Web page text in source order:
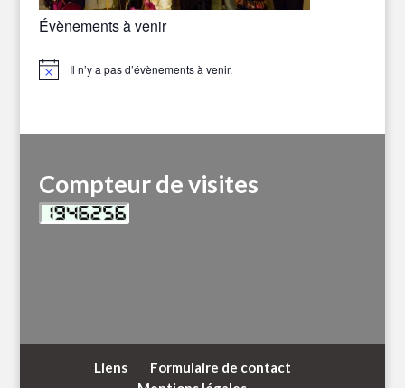
Évènements à venir
Notice Il n’y a pas d’évènements à venir.
Compteur de visites
Liens
Formulaire de contact